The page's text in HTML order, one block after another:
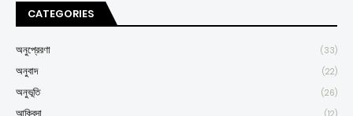
CATEGORIES
অনুপ্রেরণা (33)
অনুবাদ (22)
অনুভূতি (26)